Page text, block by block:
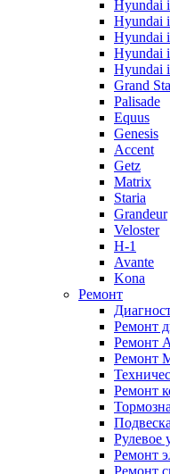
Hyundai
Hyundai
Hyundai
Hyundai
Hyundai
Grand
Palisade
Equus
Genesis
Accent
Getz
Matrix
Staria
Grandeur
Veloster
H-1
Avante
Kona
Ремонт
Ремонт
Ремонт
Ремонт
Ремонт
Рулевое
Ремонт
Ремонт